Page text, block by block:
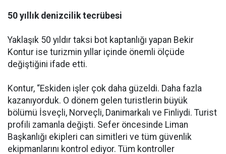
50 yıllık denizcilik tecrübesi
Yaklaşık 50 yıldır taksi bot kaptanlığı yapan Bekir
Kontur ise turizmin yıllar içinde önemli ölçüde
değiştiğini ifade etti.
Kontur, “Eskiden işler çok daha güzeldi. Daha fazla
kazanıyorduk. O dönem gelen turistlerin büyük
bölümü İsveçli, Norveçli, Danimarkalı ve Finliydi. Turist
profili zamanla değişti. Sefer öncesinde Liman
Başkanlığı ekipleri can simitleri ve tüm güvenlik
ekipmanlarını kontrol ediyor. Tüm kontroller